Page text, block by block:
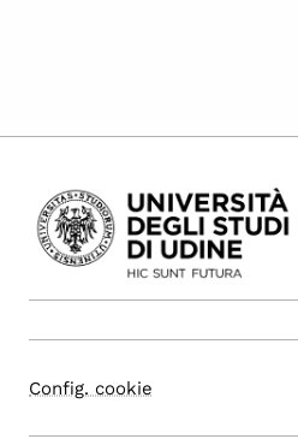
Config. cookie